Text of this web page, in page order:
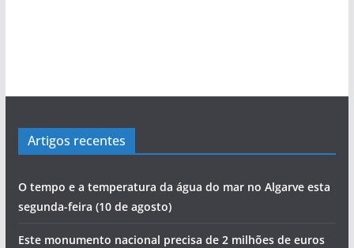
Artigos recentes
O tempo e a temperatura da água do mar no Algarve esta
segunda-feira (10 de agosto)
Este monumento nacional precisa de 2 milhões de euros